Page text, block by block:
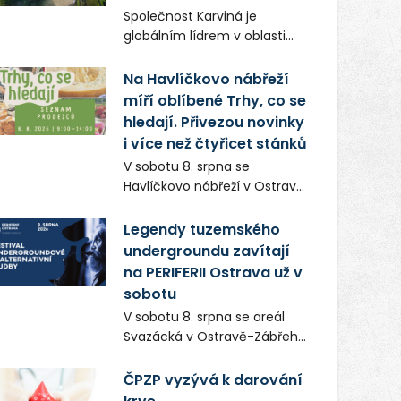
moravskoslezskou metropoli
nevybrali náhodou – její
přirozenou součástí příběhu
bývalého boxerského
šampiona Hoffa (Milan
Ondrík), jenž se po letech
vrací do světa vrcholových
zápasů, tentokrát v MMA.
Společnost Karviná je
globálním lídrem v oblasti
systémů, stabilním
zaměstnavatelem na
Karvinsku a firmou s
obrovským potenciálem.
Na Havlíčkovo nábřeží
míří oblíbené Trhy, co se
hledají. Přivezou novinky
i více než čtyřicet stánků
V sobotu 8. srpna se
Havlíčkovo nábřeží v Ostravě
vůní, chutí a poctivých
lokálních výrobků. Trhy, co se
hledají tentokrát nabídnou
více než čtyřicet pečlivě
vybraných stánků s kvalitní
gastronomií, farmářskými
produkty, designem i
Návštěvníci se mohou těšit
Legendy tuzemského
undergroundu zavítají
na PERIFERII Ostrava už v
sobotu
V sobotu 8. srpna se areál
Svazácká v Ostravě-Zábřehu
undergroundové a
alternativní hudby. Uskuteční
ČPZP vyzývá k darování